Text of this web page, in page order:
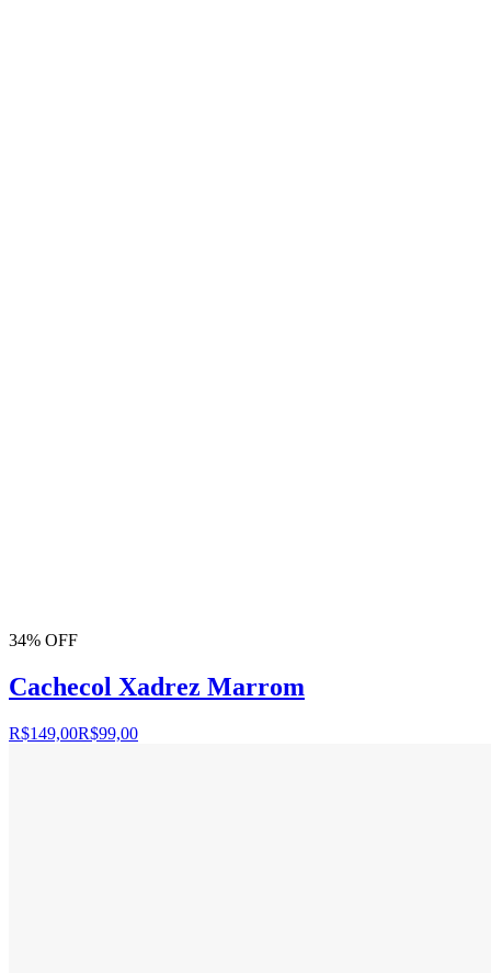
34% OFF
Cachecol Xadrez Marrom
R$149,00R$99,00